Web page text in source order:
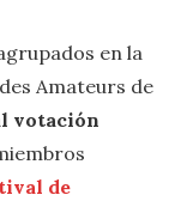
en la
Amateurs de
votación
de